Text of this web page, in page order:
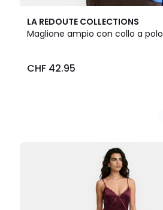
LA REDOUTE COLLECTIONS
Maglione ampio con collo a polo
42.95.
CHF 42.95
3
Colori